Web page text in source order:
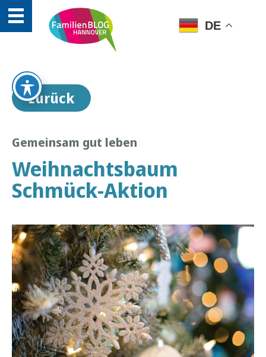
DE
zurück
Gemeinsam gut leben
Weihnachtsbaum
Schmück-Aktion